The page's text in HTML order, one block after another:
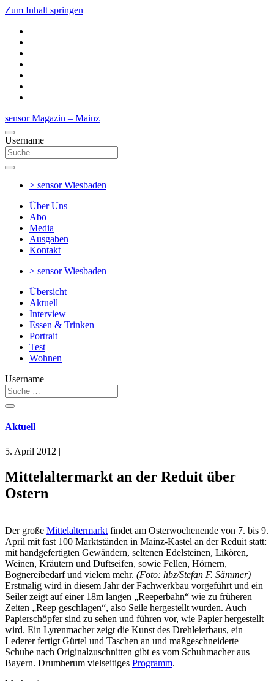
Zum Inhalt springen
sensor Magazin – Mainz
Username
> sensorWiesbaden
Über Uns
Abo
Media
Ausgaben
Kontakt
> sensorWiesbaden
Übersicht
Aktuell
Interview
Essen & Trinken
Portrait
Test
Wohnen
Username
Aktuell
5. April 2012 |
Mittelaltermarkt an der Reduit über
Ostern
Der große Mittelaltermarkt findet am Osterwochenende von 7. bis 9.
April mit fast 100 Marktständen in Mainz-Kastel an der Reduit statt:
mit handgefertigten Gewändern, seltenen Edelsteinen, Likören,
Weinen, Kräutern und Duftseifen, sowie Fellen, Hörnern,
Bognereibedarf und vielem mehr. (Foto: hbz/Stefan F. Sämmer)
Erstmalig wird in diesem Jahr der Fachwerkbau vorgeführt und ein
Seiler zeigt auf einer 18m langen „Reeperbahn“ wie zu früheren
Zeiten „Reep geschlagen“, also Seile hergestellt wurden. Auch
Papierschöpfer sind zu sehen und führen vor, wie Papier hergestellt
wird. Ein Lyrenmacher zeigt die Kunst des Drehleierbaus, ein
Lederer fertigt Gürtel und Taschen an und maßgeschneiderte
Schuhe nach Originalzuschnitten gibt es vom Schuhmacher aus
Bayern. Drumherum vielseitiges Programm.